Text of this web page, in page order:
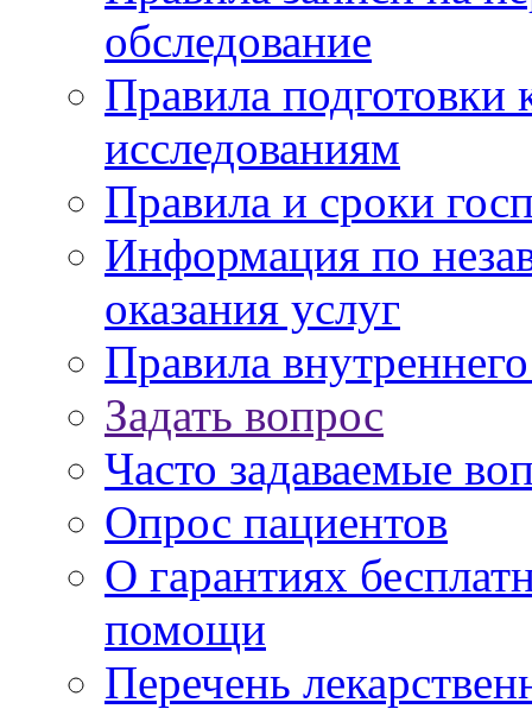
обследование
Правила подготовки
исследованиям
Правила и сроки
Информация по
оказания услуг
Правила
Задать вопрос
Часто задаваемые
Опрос пациентов
О гарантиях
помощи
Перечень